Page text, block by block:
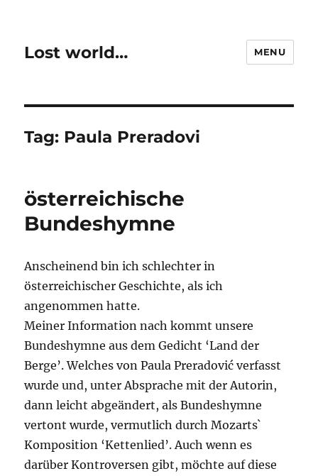
Lost world… MENU
Tag: Paula Preradovi
österreichische
Bundeshymne
Anscheinend bin ich schlechter in
österreichischer Geschichte, als ich
angenommen hatte.
Meiner Information nach kommt unsere
Bundeshymne aus dem Gedicht ‘Land der
Berge’. Welches von Paula Preradović verfasst
wurde und, unter Absprache mit der Autorin,
dann leicht abgeändert, als Bundeshymne
vertont wurde, vermutlich durch Mozarts`
Komposition ‘Kettenlied’. Auch wenn es
darüber Kontroversen gibt, möchte auf diese